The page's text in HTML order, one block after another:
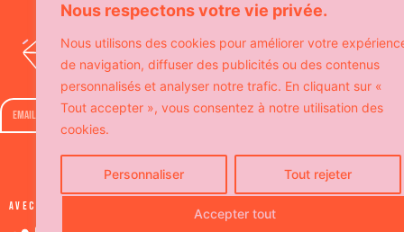
Nous respectons votre vie privée.
Nous utilisons des cookies pour améliorer votre
de navigation, diffuser des publicités ou des contenus
personnalisés et analyser notre trafic. En cliquant sur «
Tout accepter », vous consentez à notre utilisation des
cookies.
Personnaliser Tout rejeter
Accepter tout
Recevez notre
offres exclusives
Avec le soutien de